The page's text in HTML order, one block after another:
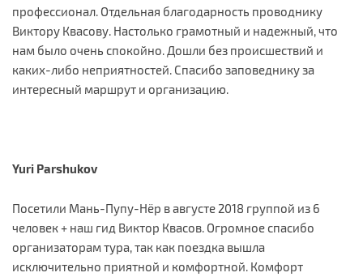
профессионал. Отдельная благодарность проводнику
Виктору Квасову. Настолько грамотный и надежный, что
нам было очень спокойно. Дошли без происшествий и
каких-либо неприятностей. Спасибо заповеднику за
интересный маршрут и организацию.
Yuri Parshukov
Посетили Мань-Пупу-Нёр в августе 2018 группой из 6
человек + наш гид Виктор Квасов. Огромное спасибо
организаторам тура, так как поездка вышла
исключительно приятной и комфортной. Комфорт